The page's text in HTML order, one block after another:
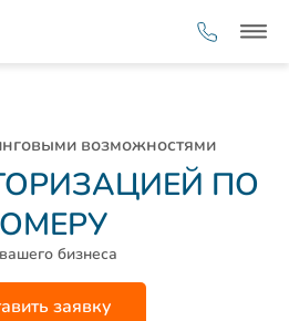
возможностями
ПО
бизнеса
заявку